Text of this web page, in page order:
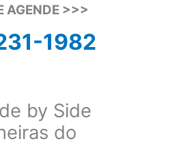
AGENDE >>>
1982
by Side
do